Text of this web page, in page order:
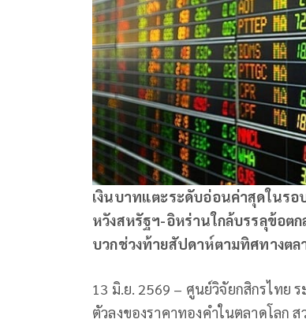
เงินบาทแตะระดับอ่อนค่าสุดในร
หวังสหรัฐฯ-อิหร่านใกล้บรรลุข้อต
บวกช่วงท้ายสัปดาห์ตามทิศทางตล
13 มิ.ย. 2569 – ศูนย์วิจัยกสิกรไทย
ตัวลงของราคาทองคำในตลาดโลก